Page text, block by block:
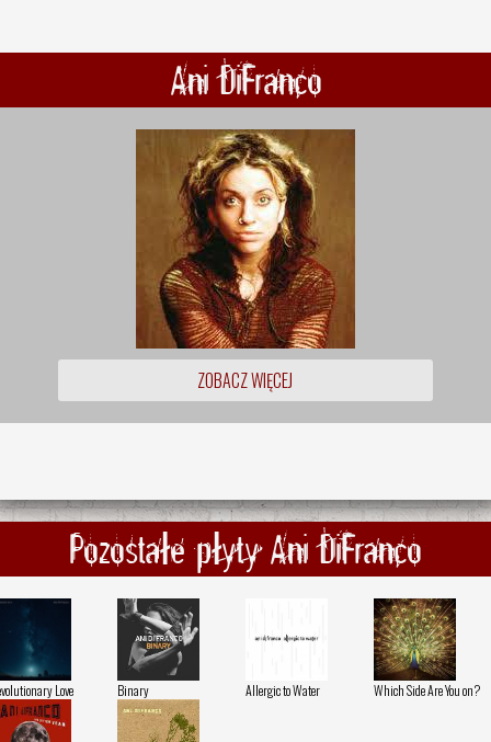
Ani DiFranco
ZOBACZ WIĘCEJ
Pozostałe płyty Ani DiFranco
Love Binary Allergic to Water Which Side Are You on?